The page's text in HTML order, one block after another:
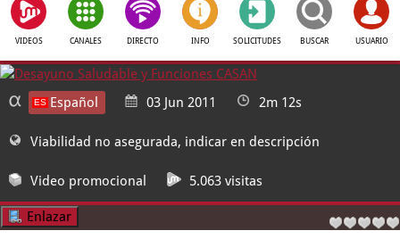
VIDEOS CANALES DIRECTO INFO SOLICITUDES BUSCAR USUARIO
Español 03 Jun 2011 2m 12s
Viabilidad no asegurada, indicar en descripción
Video promocional 5.063 visitas
Enlazar